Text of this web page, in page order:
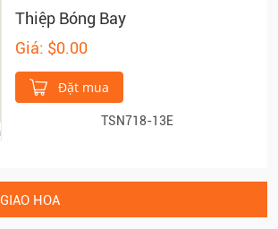
Thiệp Bóng Bay
Giá: $0.00
Đặt mua
TSN718-13E
HOA